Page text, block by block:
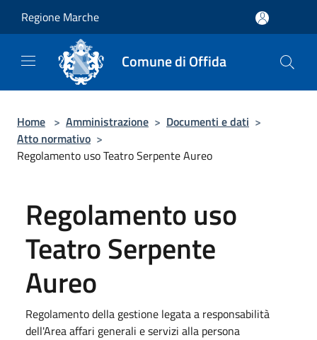
Regione Marche
Comune di Offida
Home > Amministrazione > Documenti e dati >
Atto normativo >
Regolamento uso Teatro Serpente Aureo
Regolamento uso
Teatro Serpente
Aureo
Regolamento della gestione legata a responsabilità
dell'Area affari generali e servizi alla persona